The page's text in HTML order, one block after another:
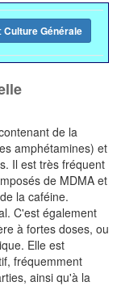
Retour vers la liste des QCM de :Culture Générale
de la
amphétamines) et
Il est très fréquent
de MDMA et
la caféine.
C'est également
à fortes doses, ou
Elle est
fréquemment
ainsi qu'à la